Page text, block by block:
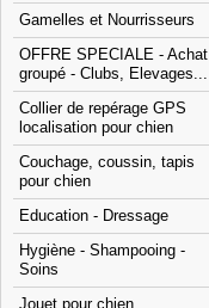
Gamelles et Nourrisseurs
OFFRE SPECIALE - Achat
groupé - Clubs, Elevages...
Collier de repérage GPS
localisation pour chien
Couchage, coussin, tapis
pour chien
Education - Dressage
Hygiène - Shampooing -
Soins
Jouet pour chien